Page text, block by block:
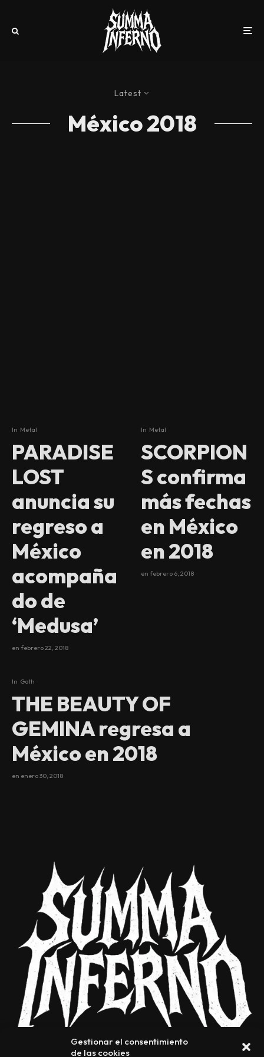
Gestionar el consentimiento
de las cookies
Latest
México 2018
In Metal
PARADISE
LOST
anuncia su
regreso a
México
acompaña
do de
‘Medusa’
en febrero 22, 2018
In Metal
SCORPION
S confirma
más fechas
en México
en 2018
en febrero 6, 2018
In Goth
THE BEAUTY OF
GEMINA regresa a
México en 2018
en enero 30, 2018